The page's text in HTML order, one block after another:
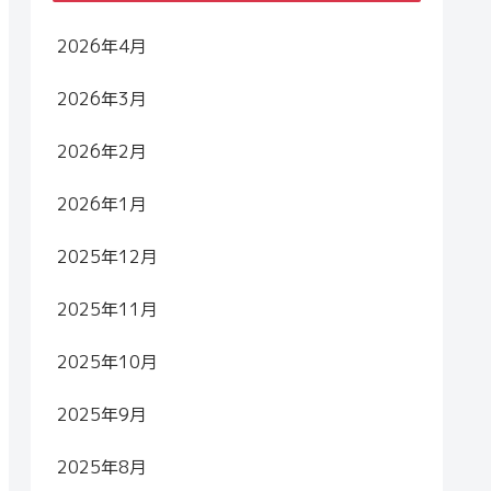
2026年4月
2026年3月
2026年2月
2026年1月
2025年12月
2025年11月
2025年10月
2025年9月
2025年8月